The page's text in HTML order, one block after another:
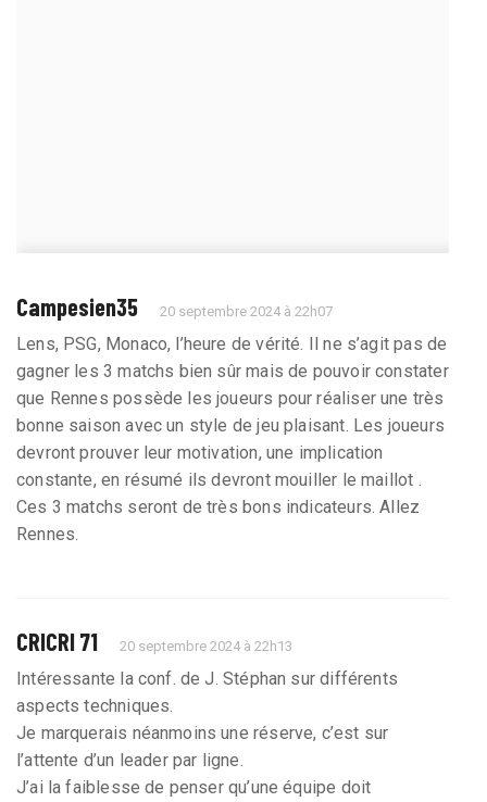
Campesien35 20 septembre 2024 à 22h07
Lens, PSG, Monaco, l’heure de vérité. Il ne s’agit pas de
gagner les 3 matchs bien sûr mais de pouvoir constater
que Rennes possède les joueurs pour réaliser une très
bonne saison avec un style de jeu plaisant. Les joueurs
devront prouver leur motivation, une implication
constante, en résumé ils devront mouiller le maillot .
Ces 3 matchs seront de très bons indicateurs. Allez
Rennes.
CRICRI 71 20 septembre 2024 à 22h13
Intéressante la conf. de J. Stéphan sur différents
aspects techniques.
Je marquerais néanmoins une réserve, c’est sur
l’attente d’un leader par ligne.
J’ai la faiblesse de penser qu’une équipe doit